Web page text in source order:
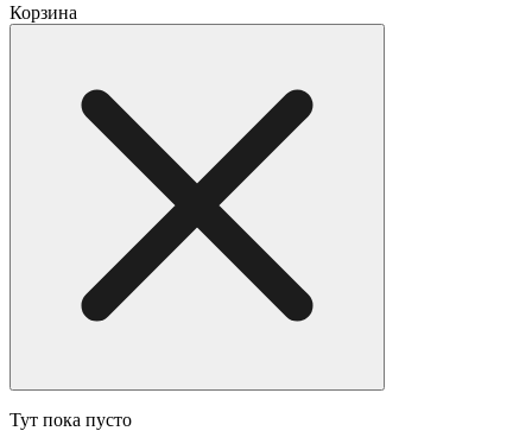
Корзина
Тут пока пусто